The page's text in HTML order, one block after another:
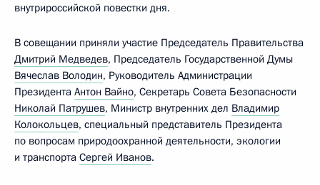
внутрироссийской повестки дня.
В совещании приняли участие Председатель Правительства
Дмитрий Медведев, Председатель Государственной Думы
Вячеслав Володин, Руководитель Администрации
Президента Антон Вайно, Секретарь Совета Безопасности
Николай Патрушев, Министр внутренних дел Владимир
Колокольцев, специальный представитель Президента
по вопросам природоохранной деятельности, экологии
и транспорта Сергей Иванов.